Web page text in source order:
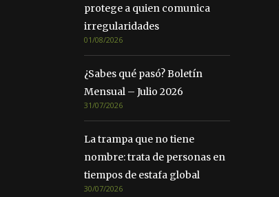
protege a quien comunica
irregularidades
01/08/2026
¿Sabes qué pasó? Boletín
Mensual – Julio 2026
31/07/2026
La trampa que no tiene
nombre: trata de personas en
tiempos de estafa global
30/07/2026